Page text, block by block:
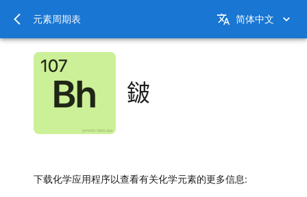
元素周期表 简体中文
𨨏
下载化学应用程序以查看有关化学元素的更多信息: